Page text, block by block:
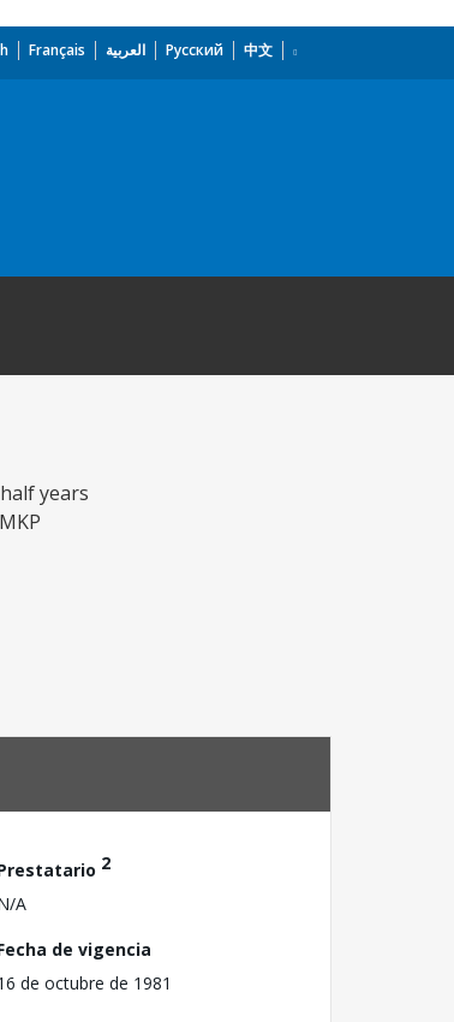
Français العربية Русский 中文
years
2
A
de vigencia
de octubre de 1981